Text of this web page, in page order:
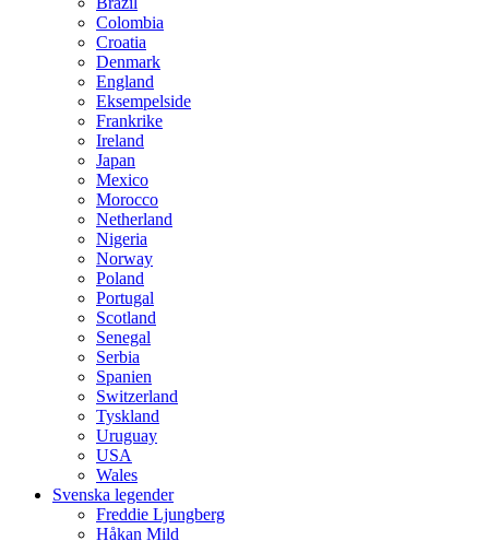
Colombia
Croatia
Denmark
England
Eksempelside
Frankrike
Ireland
Japan
Mexico
Morocco
Netherland
Nigeria
Norway
Poland
Portugal
Scotland
Senegal
Serbia
Spanien
Switzerland
Tyskland
Uruguay
USA
Wales
Svenska legender
Freddie Ljungberg
Håkan Mild